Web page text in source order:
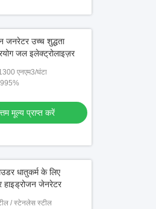
जनरेटर उच्च शुद्धता
जल इलेक्ट्रोलाइज़र
एनएम3/घंटा
मूल्य प्राप्त करें
धातुकर्म के लिए
हाइड्रोजन जेनरेटर
/ स्टेनलेस स्टील